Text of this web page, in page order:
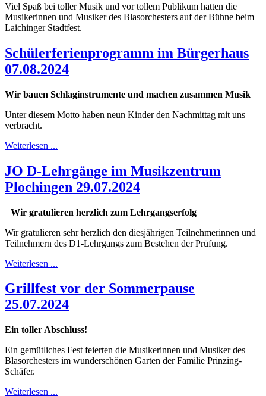
Viel Spaß bei toller Musik und vor tollem Publikum hatten die
Musikerinnen und Musiker des Blasorchesters auf der Bühne beim
Laichinger Stadtfest.
Schülerferienprogramm im Bürgerhaus
07.08.2024
Wir bauen Schlaginstrumente und machen zusammen Musik
Unter diesem Motto haben neun Kinder den Nachmittag mit uns
verbracht.
Weiterlesen ...
JO D-Lehrgänge im Musikzentrum
Plochingen 29.07.2024
Wir gratulieren herzlich zum Lehrgangserfolg
Wir gratulieren sehr herzlich den diesjährigen Teilnehmerinnen und
Teilnehmern des D1-Lehrgangs zum Bestehen der Prüfung.
Weiterlesen ...
Grillfest vor der Sommerpause
25.07.2024
Ein toller Abschluss!
Ein gemütliches Fest feierten die Musikerinnen und Musiker des
Blasorchesters im wunderschönen Garten der Familie Prinzing-
Schäfer.
Weiterlesen ...